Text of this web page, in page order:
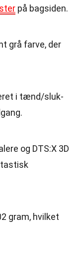
på bagsiden.
grå farve, der
i tænd/sluk-
og DTS:X 3D
gram, hvilket